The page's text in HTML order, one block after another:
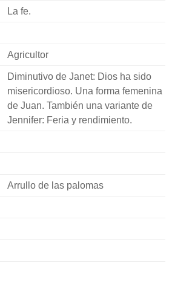
La fe.
Agricultor
Diminutivo de Janet: Dios ha sido
misericordioso. Una forma femenina
de Juan. También una variante de
Jennifer: Feria y rendimiento.
Arrullo de las palomas